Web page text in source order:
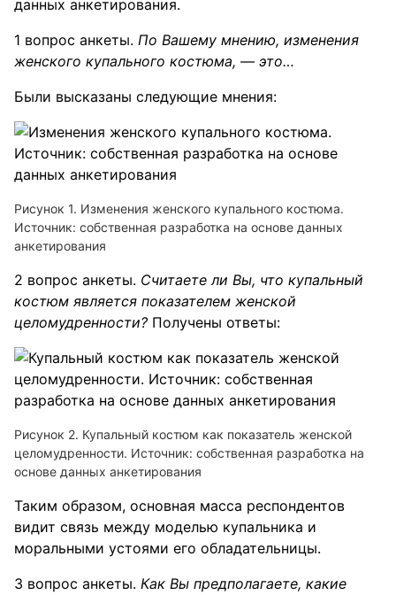
данных анкетирования.
1 вопрос анкеты. По Вашему мнению, изменения
женского купального костюма, — это…
Были высказаны следующие мнения:
Рисунок 1. Изменения женского купального костюма.
Источник: собственная разработка на основе данных
анкетирования
2 вопрос анкеты. Считаете ли Вы, что купальный
костюм является показателем женской
целомудренности? Получены ответы:
Рисунок 2. Купальный костюм как показатель женской
целомудренности. Источник: собственная разработка на
основе данных анкетирования
Таким образом, основная масса респондентов
видит связь между моделью купальника и
моральными устоями его обладательницы.
3 вопрос анкеты. Как Вы предполагаете, какие